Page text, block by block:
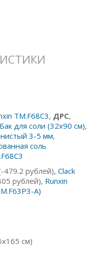
TM.F68С3, ДРС,
Бак для соли (32х90 см),
3-5 мм,
соль
479.2 рублей), Clack
рублей), Runxin
A)
см)